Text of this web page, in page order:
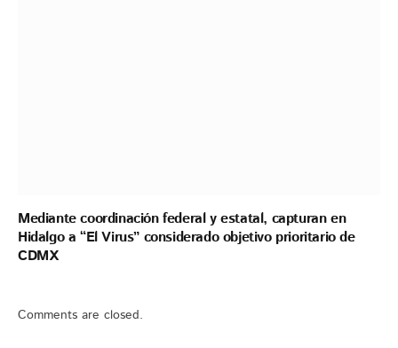
Mediante coordinación federal y estatal, capturan en
Hidalgo a “El Virus” considerado objetivo prioritario de
CDMX
Comments are closed.